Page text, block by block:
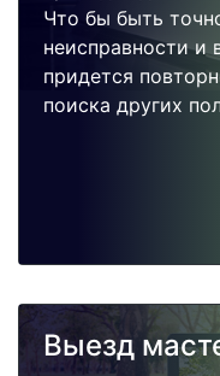
Что бы быть
неисправности и
придется
поиска других
Выезд